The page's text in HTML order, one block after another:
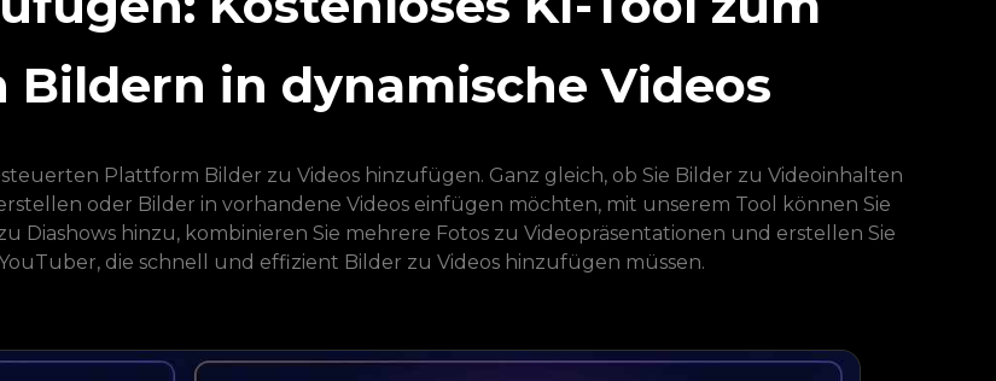
Bildern in dynamische Videos
Plattform Bilder zu Videos hinzufügen. Ganz gleich, ob Sie Bilder zu Videoinhalten
oder Bilder in vorhandene Videos einfügen möchten, mit unserem Tool können Sie
Diashows hinzu, kombinieren Sie mehrere Fotos zu Videopräsentationen und erstellen Sie
die schnell und effizient Bilder zu Videos hinzufügen müssen.